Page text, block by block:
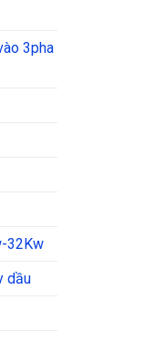
3pha
32Kw
dầu